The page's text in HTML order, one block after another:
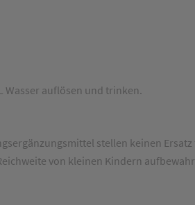
Wasser auflösen und trinken.
stellen keinen
von kleinen Kindern